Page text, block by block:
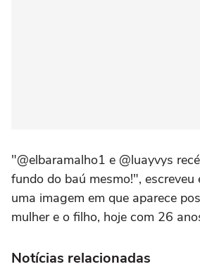
"@elbaramalho1 e @luayvys
fundo do baú mesmo!", escreveu
uma imagem em que aparece
mulher e o filho, hoje com 26
Notícias relacionadas